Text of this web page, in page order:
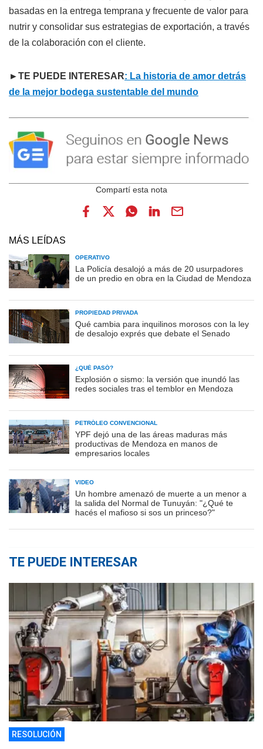
basadas en la entrega temprana y frecuente de valor para
nutrir y consolidar sus estrategias de exportación, a través
de la colaboración con el cliente.
►TE PUEDE INTERESAR: La historia de amor detrás
de la mejor bodega sustentable del mundo
MÁS LEÍDAS
OPERATIVO
La Policía desalojó a más de 20 usurpadores
de un predio en obra en la Ciudad de Mendoza
PROPIEDAD PRIVADA
Qué cambia para inquilinos morosos con la ley
de desalojo exprés que debate el Senado
¿QUÉ PASÓ?
Explosión o sismo: la versión que inundó las
redes sociales tras el temblor en Mendoza
PETRÓLEO CONVENCIONAL
YPF dejó una de las áreas maduras más
productivas de Mendoza en manos de
empresarios locales
VIDEO
Un hombre amenazó de muerte a un menor a
la salida del Normal de Tunuyán: "¿Qué te
hacés el mafioso si sos un princeso?"
TE PUEDE INTERESAR
RESOLUCIÓN